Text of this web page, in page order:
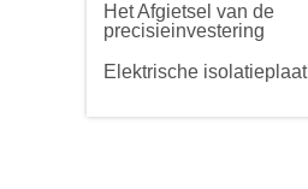
Het Afgietsel van de
precisieinvestering
Elektrische isolatieplaat